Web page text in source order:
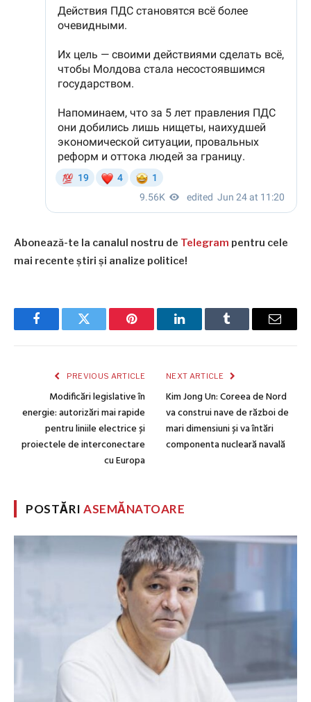
Abonează-te la canalul nostru de Telegram pentru cele
mai recente știri și analize politice!
FacebookTwitter Pinterest LinkedInTumblr Email
PREVIOUS ARTICLE
Modificări legislative în
energie: autorizări mai rapide
pentru liniile electrice și
proiectele de interconectare
cu Europa
NEXT ARTICLE
Kim Jong Un: Coreea de Nord
va construi nave de război de
mari dimensiuni și va întări
componenta nucleară navală
POSTĂRIASEMĂNATOARE